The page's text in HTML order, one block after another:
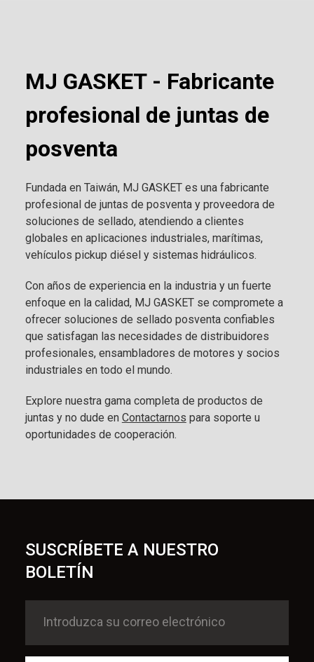
MJ GASKET - Fabricante
profesional de juntas de
posventa
Fundada en Taiwán, MJ GASKET es una fabricante
profesional de juntas de posventa y proveedora de
soluciones de sellado, atendiendo a clientes
globales en aplicaciones industriales, marítimas,
vehículos pickup diésel y sistemas hidráulicos.
Con años de experiencia en la industria y un fuerte
enfoque en la calidad, MJ GASKET se compromete a
ofrecer soluciones de sellado posventa confiables
que satisfagan las necesidades de distribuidores
profesionales, ensambladores de motores y socios
industriales en todo el mundo.
Explore nuestra gama completa de productos de
juntas y no dude en Contactarnos para soporte u
oportunidades de cooperación.
SUSCRÍBETE A NUESTRO
BOLETÍN